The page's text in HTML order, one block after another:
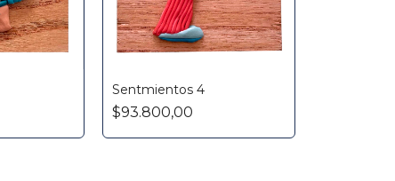
Sentmientos 4
$93.800,00